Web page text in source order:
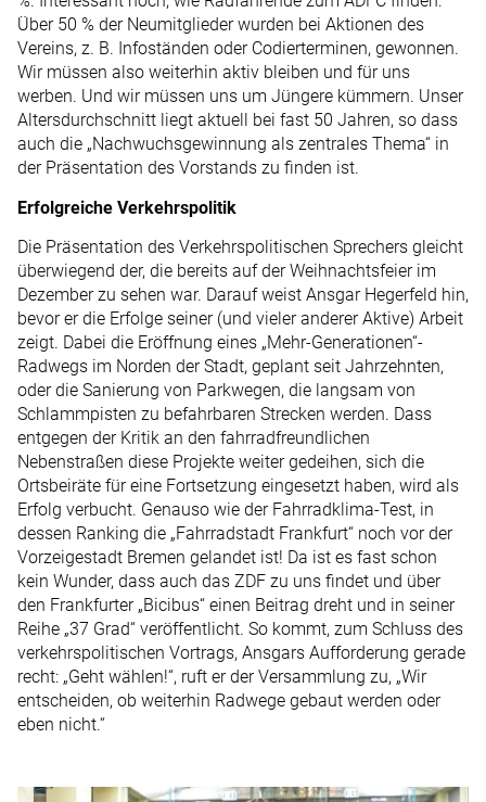
Über 50 % der Neumitglieder wurden bei Aktionen des
Vereins, z. B. Infoständen oder Codierterminen, gewonnen.
Wir müssen also weiterhin aktiv bleiben und für uns
werben. Und wir müssen uns um Jüngere kümmern. Unser
Altersdurchschnitt liegt aktuell bei fast 50 Jahren, so dass
auch die „Nachwuchsgewinnung als zentrales Thema“ in
der Präsentation des Vorstands zu finden ist.
Erfolgreiche Verkehrspolitik
Die Präsentation des Verkehrspolitischen Sprechers gleicht
überwiegend der, die bereits auf der Weihnachtsfeier im
Dezember zu sehen war. Darauf weist Ansgar Hegerfeld hin,
bevor er die Erfolge seiner (und vieler anderer Aktive) Arbeit
zeigt. Dabei die Eröffnung eines „Mehr-Generationen“-
Radwegs im Norden der Stadt, geplant seit Jahrzehnten,
oder die Sanierung von Parkwegen, die langsam von
Schlammpisten zu befahrbaren Strecken werden. Dass
entgegen der Kritik an den fahrradfreundlichen
Nebenstraßen diese Projekte weiter gedeihen, sich die
Ortsbeiräte für eine Fortsetzung eingesetzt haben, wird als
Erfolg verbucht. Genauso wie der Fahrradklima-Test, in
dessen Ranking die „Fahrradstadt Frankfurt“ noch vor der
Vorzeigestadt Bremen gelandet ist! Da ist es fast schon
kein Wunder, dass auch das ZDF zu uns findet und über
den Frankfurter „Bicibus“ einen Beitrag dreht und in seiner
Reihe „37 Grad“ veröffentlicht. So kommt, zum Schluss des
verkehrspolitischen Vortrags, Ansgars Aufforderung gerade
recht: „Geht wählen!“, ruft er der Versammlung zu, „Wir
entscheiden, ob weiterhin Radwege gebaut werden oder
eben nicht.“